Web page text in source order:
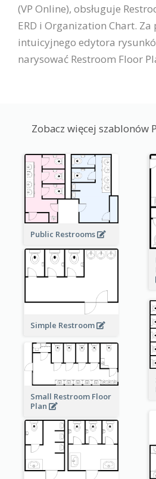
(VP Online), obsługuje
ERD i Organization Chart. Za
intuicyjnego edytora
narysować Restroom Floor
Zobacz więcej szablonów
Public Restrooms
Simple Restroom
Small Restroom Floor
Plan